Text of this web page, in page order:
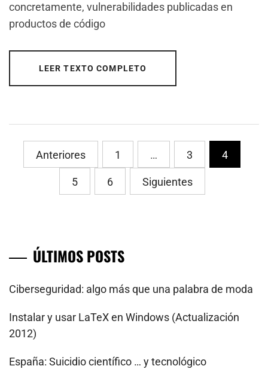
concretamente, vulnerabilidades publicadas en
productos de código
LEER TEXTO COMPLETO
PaginaciÃ³n
entradas
Anteriores 1 … 3 4
5 6 Siguientes
ÚLTIMOS POSTS
Ciberseguridad: algo más que una palabra de moda
Instalar y usar LaTeX en Windows (Actualización
2012)
España: Suicidio científico … y tecnológico